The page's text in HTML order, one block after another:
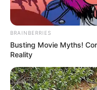
Enero 9, 2019
BRAINBERRIES
Busting Movie Myths!
Reality